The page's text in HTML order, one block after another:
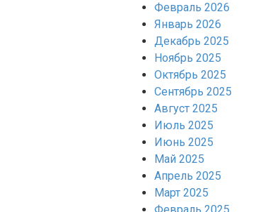
Февраль 2026
Январь 2026
Декабрь 2025
Ноябрь 2025
Октябрь 2025
Сентябрь 2025
Август 2025
Июль 2025
Июнь 2025
Май 2025
Апрель 2025
Март 2025